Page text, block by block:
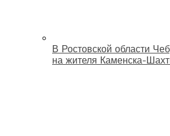
В Ростовской области
на жителя Каменска-